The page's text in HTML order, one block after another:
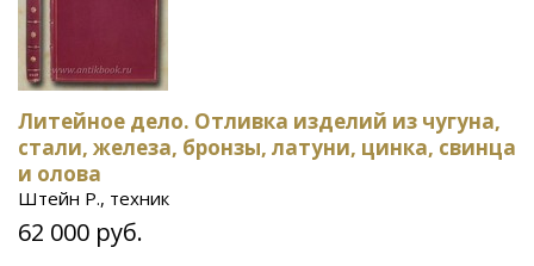
Литейное дело. Отливка изделий из чугуна,
стали, железа, бронзы, латуни, цинка, свинца
и олова
Штейн Р., техник
62 000 руб.